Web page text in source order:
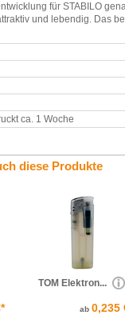
für STABILO
und lebendig. Das
ca. 1 Woche
diese Produkte
TOM Elektron...
ab 0,235